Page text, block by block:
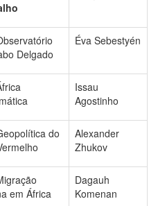
Delgado
Éva Sebestyén
Issau
Agostinho
do
Alexander
Zhukov
em África
Dagauh
Komenan